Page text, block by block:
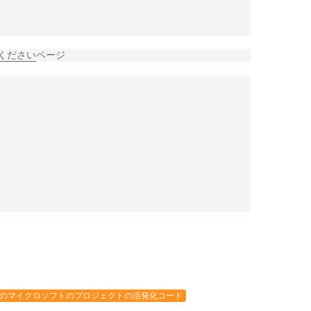
ださいページ
マイクロソフトのプロジェクトの活発化コード